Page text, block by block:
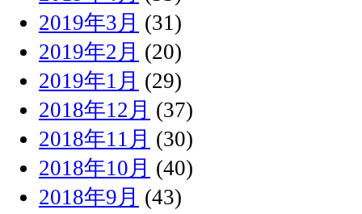
2019年3月 (31)
2019年2月 (20)
2019年1月 (29)
2018年12月 (37)
2018年11月 (30)
2018年10月 (40)
2018年9月 (43)